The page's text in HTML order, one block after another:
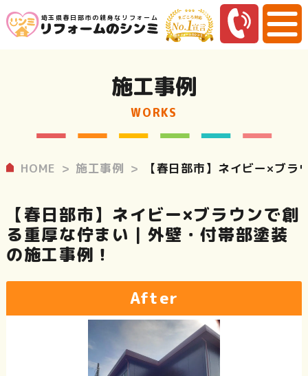
埼玉県春日部市の親身なリフォーム
施工事例
WORKS
HOME 施工事例 【春日部市】ネイビー×ブ
【春日部市】ネイビー×ブラウンで創
る重厚な佇まい｜外壁・付帯部塗装
の施工事例！
After